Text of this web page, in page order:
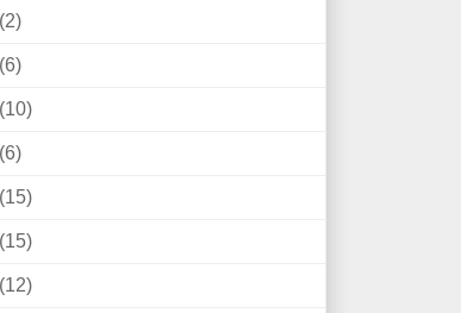
(2)
(6)
(10)
(6)
(15)
(15)
(12)